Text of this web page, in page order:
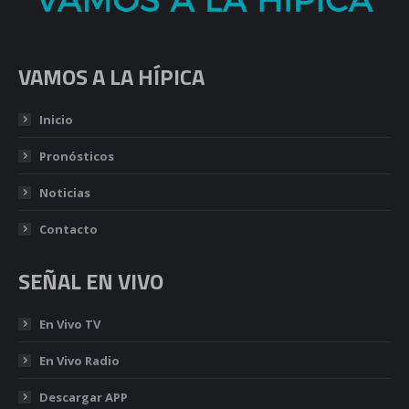
VAMOS A LA HÍPICA
Inicio
Pronósticos
Noticias
Contacto
SEÑAL EN VIVO
En Vivo TV
En Vivo Radio
Descargar APP